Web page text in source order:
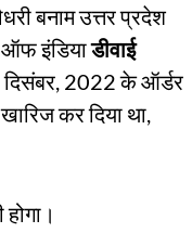
बनाम उत्तर प्रदेश
ऑफ इंडियाडीवाई
2022 के ऑर्डर
कर दिया था,